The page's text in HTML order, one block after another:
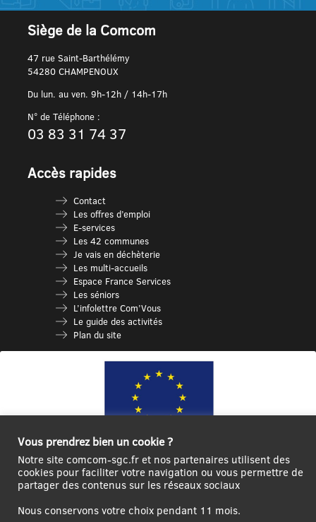
Siège de la Comcom
47 rue Saint-Barthélémy
54280 CHAMPENOUX
Du lun. au ven. 9h-12h / 14h-17h
N° de Téléphone :
03 83 31 74 37
Accès rapides
Contact
Les offres d’emploi
E-services
Les 42 communes
Je vais en déchèterie
Les multi-accueils
Espace France Services
Les séniors
L’infolettre Com’Vous
Le guide des activités
Plan du site
Ce site internet a été cofinancé par l’Union européenne avec le Fonds
Européen de Développement Régional à hauteur de 12 572€
Créer un
Contact
Plan
Vous prendrez bien un cookie ?
Notre site comcom-sgc.fr et nos partenaires utilisent des
cookies pour faciliter votre navigation ou vous permettre de
partager des contenus sur les réseaux sociaux
Nous conservons votre choix pendant 11 mois.